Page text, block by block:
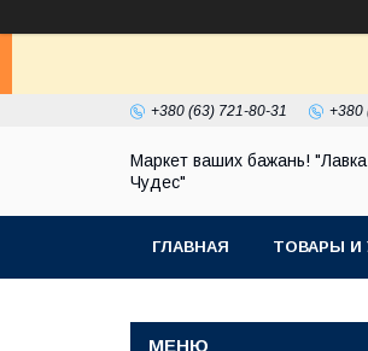
+380 (63) 721-80-31 +380
Маркет ваших бажань! "Лавка
Чудес"
ГЛАВНАЯ ТОВАРЫ И